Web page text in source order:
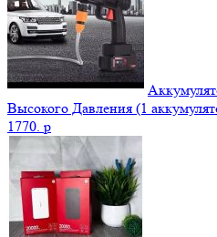
Высокого Давления (1
1770. p